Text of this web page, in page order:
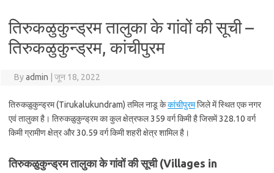
तिरुकळुकुन्ड्रम तालुका के गांवों की सूची –
तिरुकळुकुन्ड्रम, कांचीपुरम
Byadmin जून 18, 2022
तिरुकळुकुन्ड्रम (Tirukalukundram) तमिल नाडू केकांचीपुरमजिले में स्थित एक नगर
एवं तालुका है। तिरुकळुकुन्ड्रम का कुल क्षेत्रफल 359 वर्ग किमी है जिसमें 328.10 वर्ग
किमी ग्रामीण क्षेत्र और 30.59 वर्ग किमी शहरी क्षेत्र शामिल है।
तिरुकळुकुन्ड्रम तालुका के गांवों की सूची (Villages in